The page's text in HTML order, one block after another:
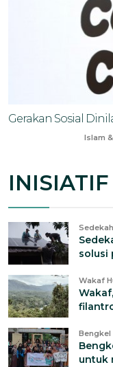
Gerakan Sosial
Islam
INISIATIF
solusi
Wakaf
Bengkel
untuk